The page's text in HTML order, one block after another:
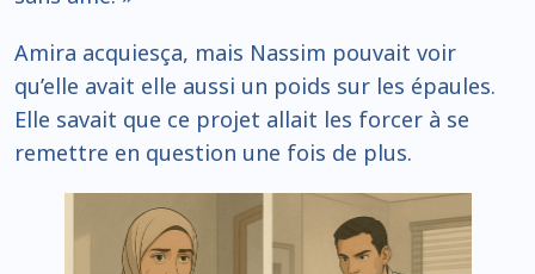
Amira acquiesça, mais Nassim pouvait voir
qu’elle avait elle aussi un poids sur les épaules.
Elle savait que ce projet allait les forcer à se
remettre en question une fois de plus.